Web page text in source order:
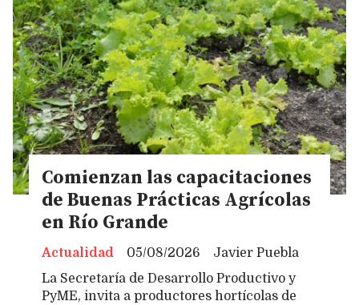
Comienzan las capacitaciones
de Buenas Prácticas Agrícolas
en Río Grande
Javier Puebla
Actualidad
05/08/2026
La Secretaría de Desarrollo Productivo y
PyME, invita a productores hortícolas de